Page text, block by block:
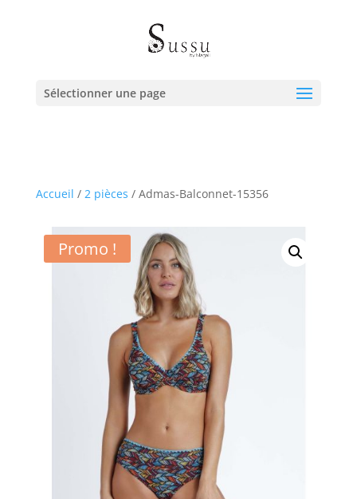
Sélectionner une page
Accueil / 2 pièces / Admas-Balconnet-15356
Promo !